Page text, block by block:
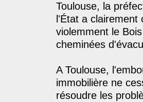
Toulouse, la
l'État a
violemment le
cheminées
A Toulouse,
immobilière ne
résoudre les